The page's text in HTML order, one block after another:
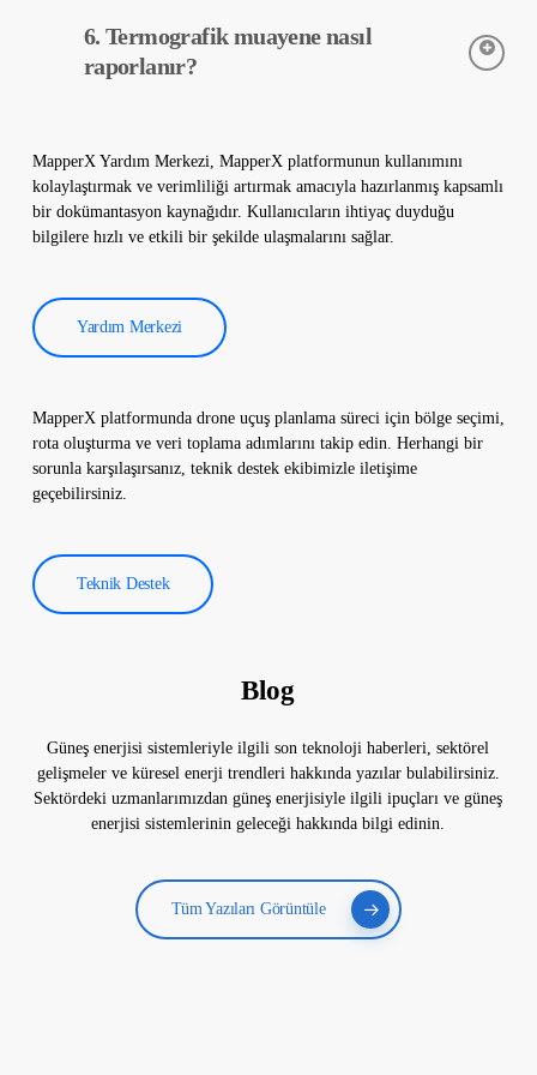
yardımcı olur.
sıcaklıklarını hassas bir şekilde tespit etmek için kullanılır. Bu
kameralar, arızaların erken teşhisi ve önleyici bakım yapılmasına
6. Termografik muayene nasıl
raporlanır?
santrallerinin verimliliğini artırmak ve işletme maliyetlerini
düşürmek için kullanılır.
MapperX Yardım Merkezi, MapperX platformunun kullanımını
kolaylaştırmak ve verimliliği artırmak amacıyla hazırlanmış kapsamlı
bir dokümantasyon kaynağıdır. Kullanıcıların ihtiyaç duyduğu
bilgilere hızlı ve etkili bir şekilde ulaşmalarını sağlar.
Yardım Merkezi
MapperX platformunda drone uçuş planlama süreci için bölge seçimi,
rota oluşturma ve veri toplama adımlarını takip edin. Herhangi bir
sorunla karşılaşırsanız, teknik destek ekibimizle iletişime
geçebilirsiniz.
Teknik Destek
Blog
Güneş enerjisi sistemleriyle ilgili son teknoloji haberleri, sektörel
gelişmeler ve küresel enerji trendleri hakkında yazılar bulabilirsiniz.
Sektördeki uzmanlarımızdan güneş enerjisiyle ilgili ipuçları ve güneş
enerjisi sistemlerinin geleceği hakkında bilgi edinin.
Tüm Yazıları Görüntüle